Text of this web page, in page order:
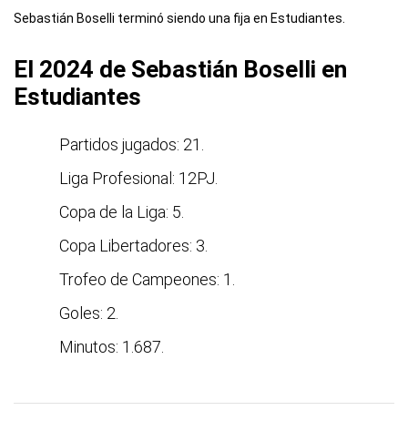
Sebastián Boselli terminó siendo una fija en Estudiantes.
El 2024 de Sebastián Boselli en
Estudiantes
Partidos jugados: 21.
Liga Profesional: 12PJ.
Copa de la Liga: 5.
Copa Libertadores: 3.
Trofeo de Campeones: 1.
Goles: 2.
Minutos: 1.687.